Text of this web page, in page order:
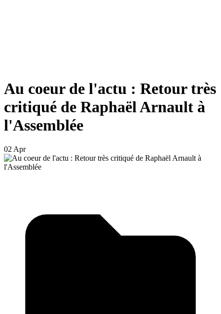
Au coeur de l'actu : Retour très
critiqué de Raphaël Arnault à
l'Assemblée
02 Apr